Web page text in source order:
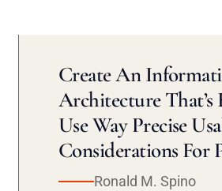
Create An
Architecture That’s
Use Way Precise
Considerations For
Ronald M. Spino